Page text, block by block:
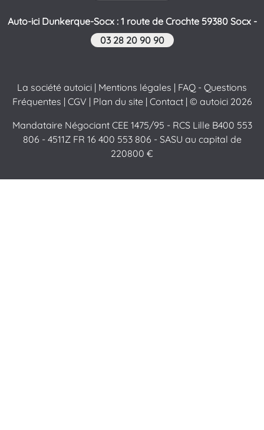
Auto-ici Dunkerque-Socx : 1 route de Crochte 59380 Socx -
03 28 20 90 90
La société autoici | Mentions légales | FAQ - Questions
Fréquentes | CGV | Plan du site| Contact| © autoici 2026
Mandataire Négociant CEE 1475/95 - RCS Lille B400 553
806 - 4511Z FR 16 400 553 806 - SASU au capital de
220800 €